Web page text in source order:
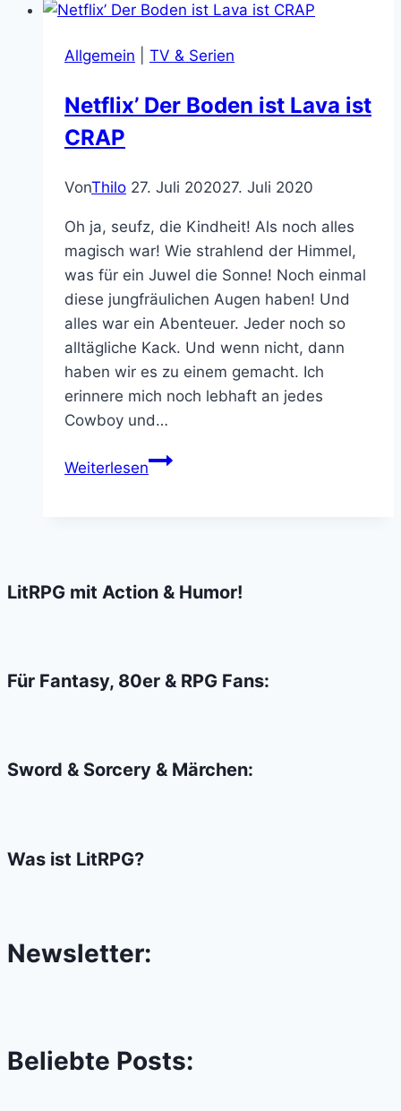
Cyborg
Film,
dem
geträumt
Allgemein TV & Serien
Netflix’ Der Boden ist Lava ist
CRAP
VonThilo 27. Juli 202027. Juli 2020
Oh ja, seufz, die Kindheit! Als noch alles
magisch war! Wie strahlend der Himmel,
was für ein Juwel die Sonne! Noch einmal
diese jungfräulichen Augen haben! Und
alles war ein Abenteuer. Jeder noch so
alltägliche Kack. Und wenn nicht, dann
haben wir es zu einem gemacht. Ich
erinnere mich noch lebhaft an jedes
Cowboy und…
WeiterlesenNetflix’
CRAP
LitRPG mit Action & Humor!
Für Fantasy, 80er & RPG Fans:
Sword & Sorcery & Märchen:
Was ist LitRPG?
Newsletter:
Beliebte Posts: